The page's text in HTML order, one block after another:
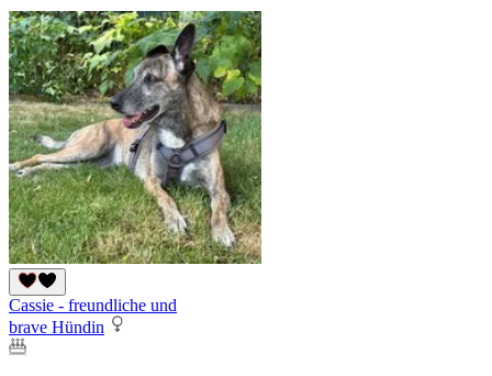
Cassie - freundliche und
brave Hündin